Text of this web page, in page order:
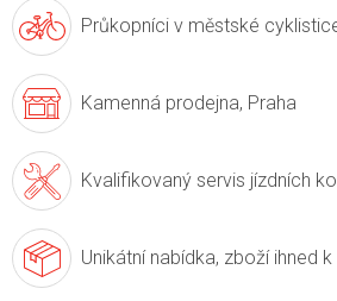
Průkopníci v městské
Kamenná prodejna, Praha
Kvalifikovaný servis jízdních kol
Unikátní nabídka, zboží ihned k